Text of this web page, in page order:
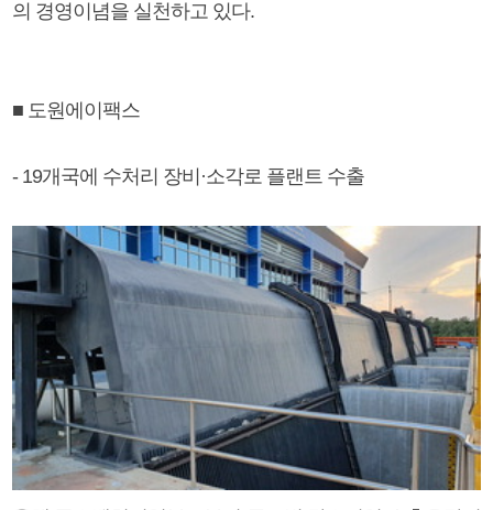
의 경영이념을 실천하고 있다.
■ 도원에이팩스
- 19개국에 수처리 장비·소각로 플랜트 수출